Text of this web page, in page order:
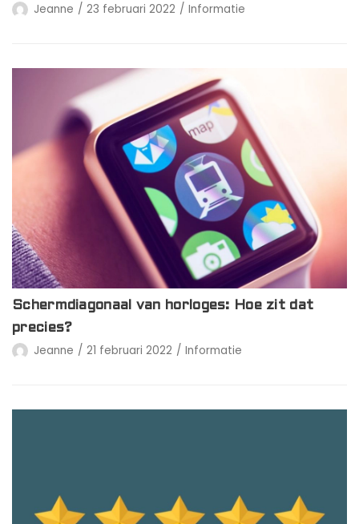
Jeanne 23 februari 2022 Informatie
Schermdiagonaal van horloges: Hoe zit dat
precies?
Jeanne 21 februari 2022 Informatie